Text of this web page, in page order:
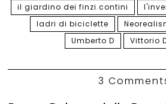
il giardino dei finzi contini
ladri di biciclette
Umberto D
Vittorio
3